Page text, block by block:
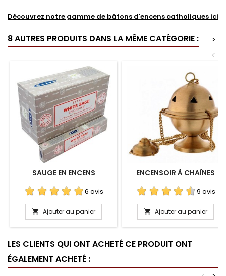
Découvrez notre gamme de bâtons d'encens catholiques ici
8 AUTRES PRODUITS DANS LA MÊME CATÉGORIE :
>
<
SAUGE EN ENCENS
6 avis
 Ajouter au panier
ENCENSOIR À CHAÎNES
9 avis
 Ajouter au panier
LES CLIENTS QUI ONT ACHETÉ CE PRODUIT ONT
ÉGALEMENT ACHETÉ :